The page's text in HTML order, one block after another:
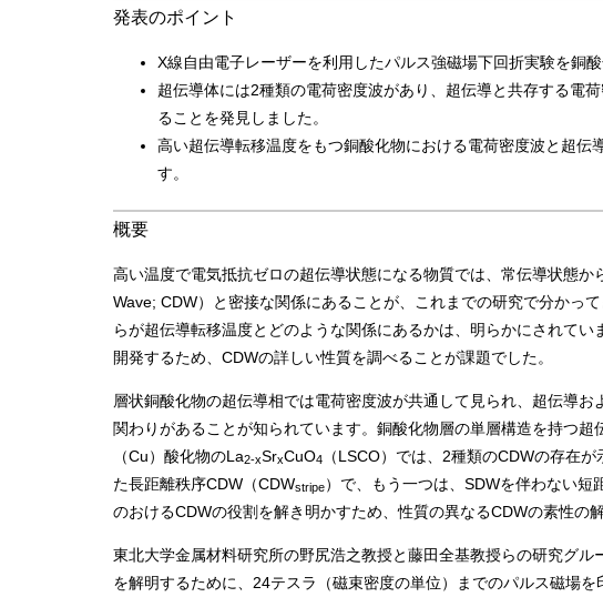
発表のポイント
X線自由電子レーザーを利用したパルス強磁場下回折実験を銅
超伝導体には2種類の電荷密度波があり、超伝導と共存する電
ることを発見しました。
高い超伝導転移温度をもつ銅酸化物における電荷密度波と超伝
す。
概要
高い温度で電気抵抗ゼロの超伝導状態になる物質では、常伝導状態
Wave; CDW）と密接な関係にあることが、これまでの研究で分かっ
らが超伝導転移温度とどのような関係にあるかは、明らかにされて
開発するため、CDWの詳しい性質を調べることが課題でした。
層状銅酸化物の超伝導相では電荷密度波が共通して見られ、超伝導
関わりがあることが知られています。銅酸化物層の単層構造を持つ
（Cu）酸化物のLa2-xSrxCuO4
（LSCO）では、2種類のCDWの存在
た長距離秩序CDW（CDWstripe）で、もう一つは、SDWを伴わない短
のおけるCDWの役割を解き明かすため、性質の異なるCDWの素性の
東北大学金属材料研究所の野尻浩之教授と藤田全基教授らの研究グル
を解明するために、24テスラ（磁束密度の単位）までのパルス磁場